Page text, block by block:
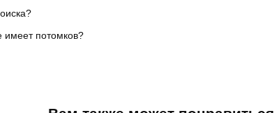
имеет потомков?